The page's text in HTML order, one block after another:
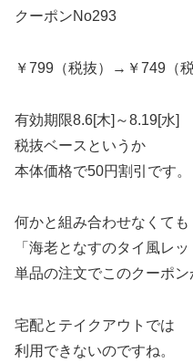
クーポンNo293
￥799（税抜）→￥749（
有効期限8.6[木]～8.19[水]
税抜ベースというか
本体価格で50円割引です。
何かと組み合わせなくても
「海老となすのタイ風レッ
単品の注文でこのクーポン
宅配とテイクアウトでは
利用できないのですね。